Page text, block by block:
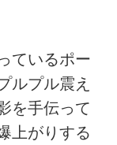
ているポー
ルプル震え
を手伝って
上がりする